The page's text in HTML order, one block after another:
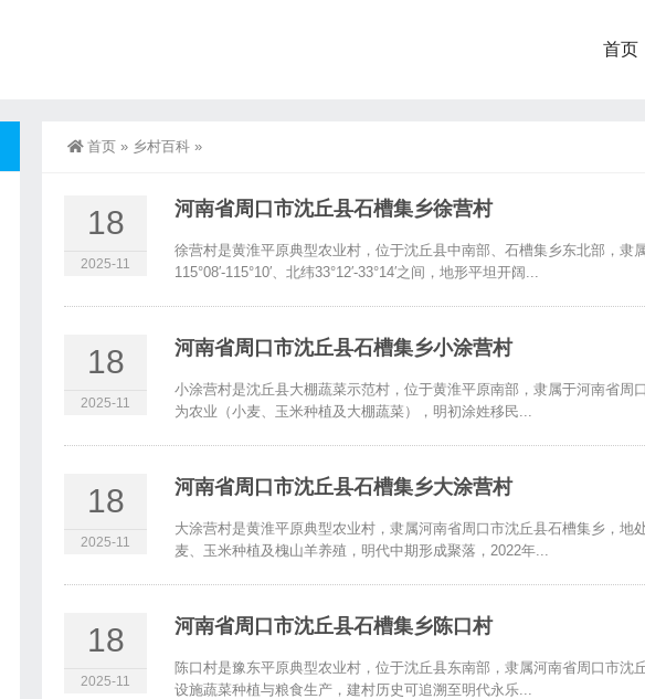
首页
首页 » 乡村百科 »
18
2025-11
河南省周口市沈丘县石槽集乡徐营村
徐营村是黄淮平原典型农业村，位于沈丘县中南部、石槽集乡东北部，隶
115°08′-115°10′、北纬33°12′-33°14′之间，地形平坦开阔...
18
2025-11
河南省周口市沈丘县石槽集乡小涂营村
小涂营村是沈丘县大棚蔬菜示范村，位于黄淮平原南部，隶属于河南省周
为农业（小麦、玉米种植及大棚蔬菜），明初涂姓移民...
18
2025-11
河南省周口市沈丘县石槽集乡大涂营村
大涂营村是黄淮平原典型农业村，隶属河南省周口市沈丘县石槽集乡，地
麦、玉米种植及槐山羊养殖，明代中期形成聚落，2022年...
18
2025-11
河南省周口市沈丘县石槽集乡陈口村
陈口村是豫东平原典型农业村，位于沈丘县东南部，隶属河南省周口市沈
设施蔬菜种植与粮食生产，建村历史可追溯至明代永乐...